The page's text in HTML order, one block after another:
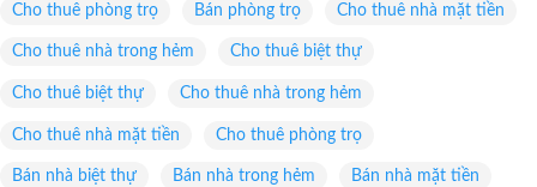
Cho thuê phòng trọ Bán phòng trọ Cho thuê nhà mặt tiền
Cho thuê nhà trong hẻm Cho thuê biệt thự
Cho thuê biệt thự Cho thuê nhà trong hẻm
Cho thuê nhà mặt tiền Cho thuê phòng trọ
Bán nhà biệt thự Bán nhà trong hẻm Bán nhà mặt tiền